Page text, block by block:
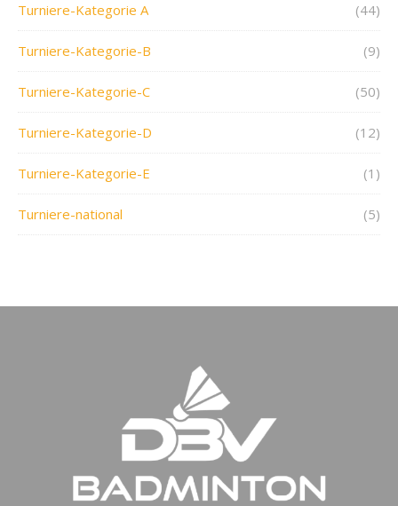
Turniere-Kategorie A (44)
Turniere-Kategorie-B (9)
Turniere-Kategorie-C (50)
Turniere-Kategorie-D (12)
Turniere-Kategorie-E (1)
Turniere-national (5)